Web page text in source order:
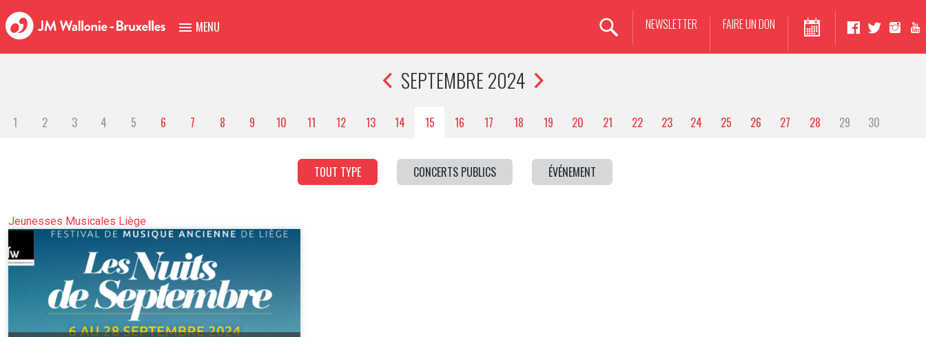
FAIRE UN DON
NEWSLETTER
MENU
SEPTEMBRE 2024
1 2 3 4 5 6 7 8 9 10 11 12 13 14 15 16 17 18 19 20 21 22 23 24 25 26 27 28 29 30
TOUT TYPE CONCERTS PUBLICS ÉVÉNEMENT
Jeunesses Musicales Liège